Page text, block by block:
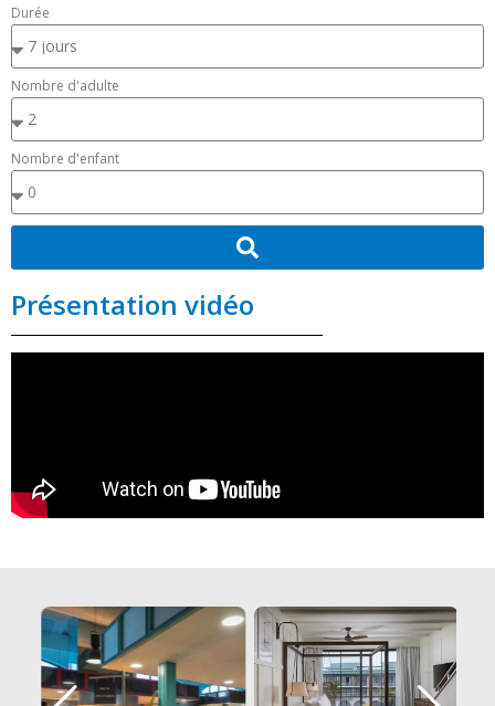
Durée
Nombre d'adulte
Nombre d'enfant
Présentation vidéo